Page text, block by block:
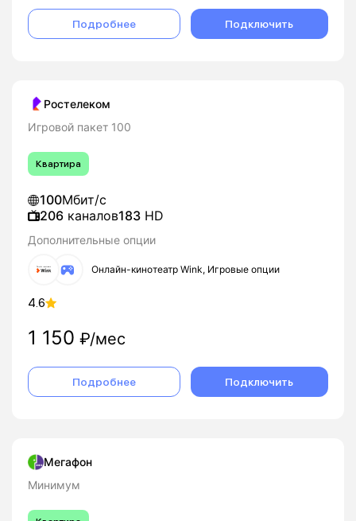
Подробнее Подключить
Ростелеком
Игровой пакет 100
Квартира
100Мбит/с
206 каналов183 HD
Дополнительные опции
Онлайн-кинотеатр Wink, Игровые опции
4.6
1 150 ₽/мес
Подробнее Подключить
Мегафон
Минимум